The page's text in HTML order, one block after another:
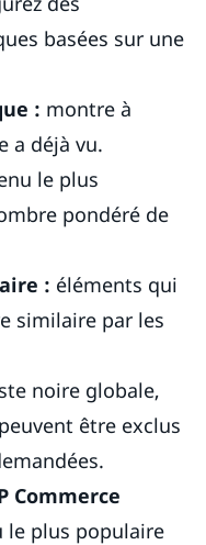
basées sur une
: montre à
a déjà vu.
le plus
pondéré de
: éléments qui
similaire par les
noire globale,
être exclus
Commerce
le plus populaire